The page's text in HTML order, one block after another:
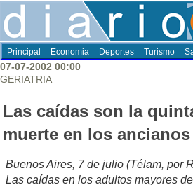
Principal Economia Deportes Turismo
07-07-2002 00:00
GERIATRIA
Las caídas son la
muerte en los ancianos
Buenos Aires, 7 de julio (Télam, por
Las caídas en los adultos mayores